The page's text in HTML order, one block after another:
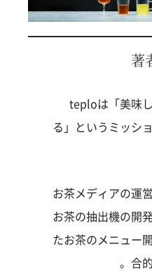
著
teploは「美味
る」というミッシ
お茶メディアの運
お茶の抽出機の開
たお茶のメニュー
合